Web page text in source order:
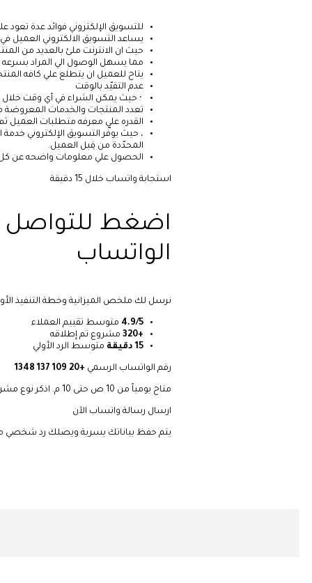
للتسويق الإلكتروني فوائد عدة تعود
يساعد التسويق الالكتروني العميل
حيث ان الانترنت ملئ بالعديد من
مما يسهل الوصول الي المراد
يتاح للعميل ان يتطلع علي كافه
عدم التقيّد بالوقت
؛ حيث يمكن الشراء في أي وقت خلال
تعدد المنتجات والخدمات
القدره علي معرفه متطلبات
، حيث يوفّر التسويق الإلكتروني
المحدّدة من قِبل العميل.
الحصول علي معلومات واضحه عن
استجابة واتساب خلال 15 دقيقة
اضغط للتواصل
الواتساب
نرسل لك ملخص الميزانية وخطة التنفيذ
4.9/5 متوسط تقييم العملاء
+320
مشروع تم إطلاقه
15 دقيقة
متوسط الرد الأولي
رقم الواتساب الرسمي +20 109 137 1348
متاح يومياً من 10 ص حتى 10 م. اذكر نوع مشروعك أو أرسل تحية فقط، وسيعاودك مدير المشاريع فوراً.
ارسال رسالة واتساب الآن
يتم حفظ بياناتك بسرية ويصلك رد شخصي